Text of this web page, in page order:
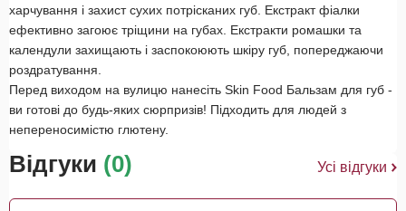
харчування і захист сухих потрісканих губ. Екстракт фіалки
ефективно загоює тріщини на губах. Екстракти ромашки та
календули захищають і заспокоюють шкіру губ, попереджаючи
роздратування.
Перед виходом на вулицю нанесіть Skin Food Бальзам для губ -
ви готові до будь-яких сюрпризів! Підходить для людей з
непереносимістю глютену.
Відгуки (0) Усі відгуки